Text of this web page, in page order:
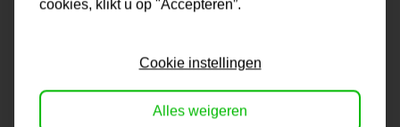
cookies, klikt u op "Accepteren”.
Cookie instellingen
Alles weigeren